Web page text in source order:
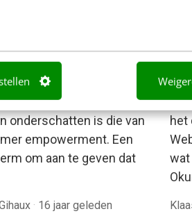
& CX
is luisteren naar je
trend die we niet
onderschatten is die van
empowerment. Een
om aan te geven dat
· 16 jaar geleden
het
wat